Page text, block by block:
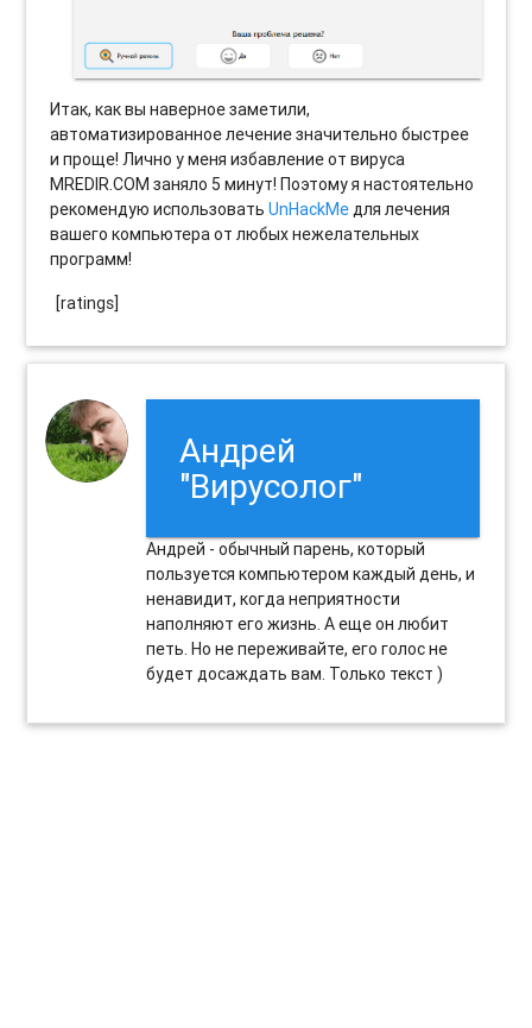
Итак, как вы наверное заметили,
автоматизированное лечение значительно быстрее
и проще! Лично у меня избавление от вируса
MREDIR.COM заняло 5 минут! Поэтому я настоятельно
рекомендую использоватьUnHackMeдля лечения
вашего компьютера от любых нежелательных
программ!
[ratings]
Андрей
"Вирусолог"
Андрей - обычный парень, который
пользуется компьютером каждый день, и
ненавидит, когда неприятности
наполняют его жизнь. А еще он любит
петь. Но не переживайте, его голос не
будет досаждать вам. Только текст )